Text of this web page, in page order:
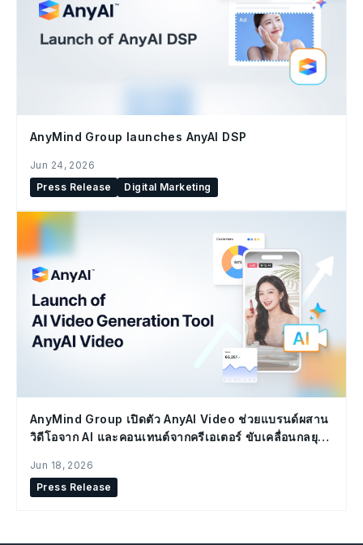
AnyMind Group launches AnyAI DSP
Jun 24, 2026
Press Release
Digital Marketing
AnyMind Group เปิดตัว AnyAI Video ช่วยแบรนด์ผสาน
วิดีโอจาก AI และคอนเทนต์จากครีเอเตอร์ ขับเคลื่อนกลยุทธ์
Jun 18, 2026
Press Release